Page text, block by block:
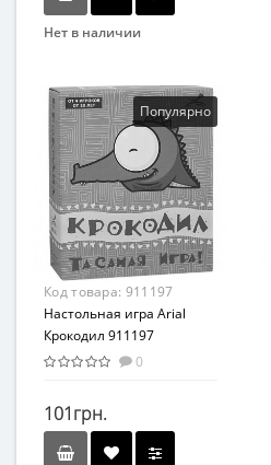
Нет в наличии
Вид
Романтические
Возраст
от 18-ти лет
Материал
Картон
Популярно
Код товара: 911197
Настольная игра Arial
Крокодил 911197
0
101грн.